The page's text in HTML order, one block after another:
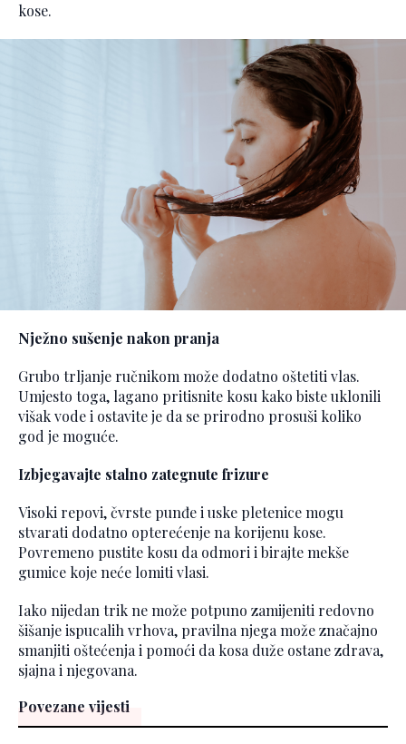
kose.
Nježno sušenje nakon pranja
Grubo trljanje ručnikom može dodatno oštetiti vlas.
Umjesto toga, lagano pritisnite kosu kako biste uklonili
višak vode i ostavite je da se prirodno prosuši koliko
god je moguće.
Izbjegavajte stalno zategnute frizure
Visoki repovi, čvrste punđe i uske pletenice mogu
stvarati dodatno opterećenje na korijenu kose.
Povremeno pustite kosu da odmori i birajte mekše
gumice koje neće lomiti vlasi.
Iako nijedan trik ne može potpuno zamijeniti redovno
šišanje ispucalih vrhova, pravilna njega može značajno
smanjiti oštećenja i pomoći da kosa duže ostane zdrava,
sjajna i njegovana.
Povezane vijesti